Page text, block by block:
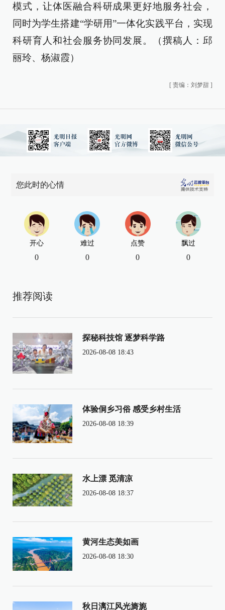
模式，让体医融合科研成果更好地服务社会，
同时为学生搭建“学研用”一体化实践平台，实现
科研育人和社会服务协同发展。（撰稿人：邱
丽玲、杨淑霞）
[ 责编：刘梦甜 ]
您此时的心情
开心
0
难过
0
点赞
0
飘过
0
推荐阅读
探秘科技馆 逐梦科学路
2026-08-08 18:43
体验侗乡习俗 感受乡村生活
2026-08-08 18:39
水上漂 觅清凉
2026-08-08 18:37
黄河生态美如画
2026-08-08 18:30
秋日漓江风光旖旎